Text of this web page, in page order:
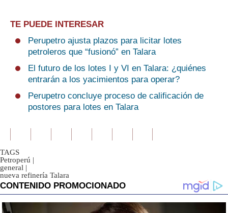
TE PUEDE INTERESAR
Perupetro ajusta plazos para licitar lotes
petroleros que “fusionó” en Talara
El futuro de los lotes I y VI en Talara: ¿quiénes
entrarán a los yacimientos para operar?
Perupetro concluye proceso de calificación de
postores para lotes en Talara
TAGS
Petroperú |
general |
nueva refinería Talara